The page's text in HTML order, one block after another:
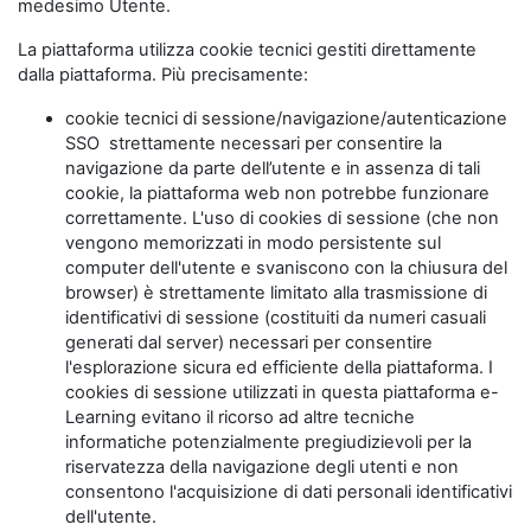
medesimo Utente.
La piattaforma utilizza cookie tecnici gestiti direttamente
dalla piattaforma. Più precisamente:
cookie tecnici di sessione/navigazione/autenticazione
SSO strettamente necessari per consentire la
navigazione da parte dell’utente e in assenza di tali
cookie, la piattaforma web non potrebbe funzionare
correttamente. L'uso di cookies di sessione (che non
vengono memorizzati in modo persistente sul
computer dell'utente e svaniscono con la chiusura del
browser) è strettamente limitato alla trasmissione di
identificativi di sessione (costituiti da numeri casuali
generati dal server) necessari per consentire
l'esplorazione sicura ed efficiente della piattaforma. I
cookies di sessione utilizzati in questa piattaforma e-
Learning evitano il ricorso ad altre tecniche
informatiche potenzialmente pregiudizievoli per la
riservatezza della navigazione degli utenti e non
consentono l'acquisizione di dati personali identificativi
dell'utente.